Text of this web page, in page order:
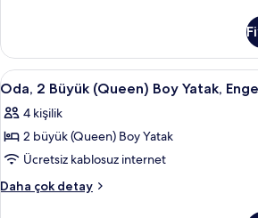
Uygun
için
tüm
fotoğrafları
görün
(King)
Boy
Yatak,
Uygun
hakkında
daha
fazla
detay
Oda,
2
Büyük
(Queen)
Boy
Yatak,
Masa,
4
Oda, 2 Büyük (Queen) Boy Yatak,
4 kişilik
2 büyük (Queen) Boy Yatak
Ücretsiz kablosuz internet
Daha çok detay
Oda,